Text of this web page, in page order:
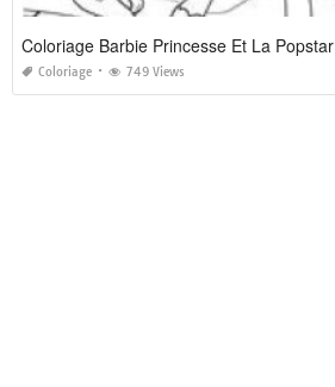
Coloriage Barbie Princesse Et La Popstar
Coloriage 749 Views